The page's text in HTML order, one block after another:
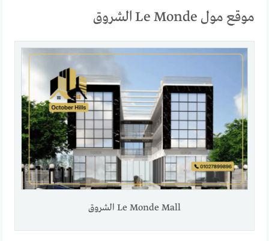
موقع مول Le Monde الشروق
Le Monde Mall الشروق